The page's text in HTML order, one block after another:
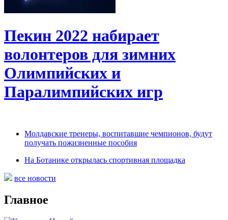
Пекин 2022 набирает
волонтеров для зимних
Олимпийских и
Паралимпийских игр
Молдавские тренеры, воспитавшие чемпионов, будут
получать пожизненные пособия
На Ботанике открылась спортивная площадка
все новости
Главное